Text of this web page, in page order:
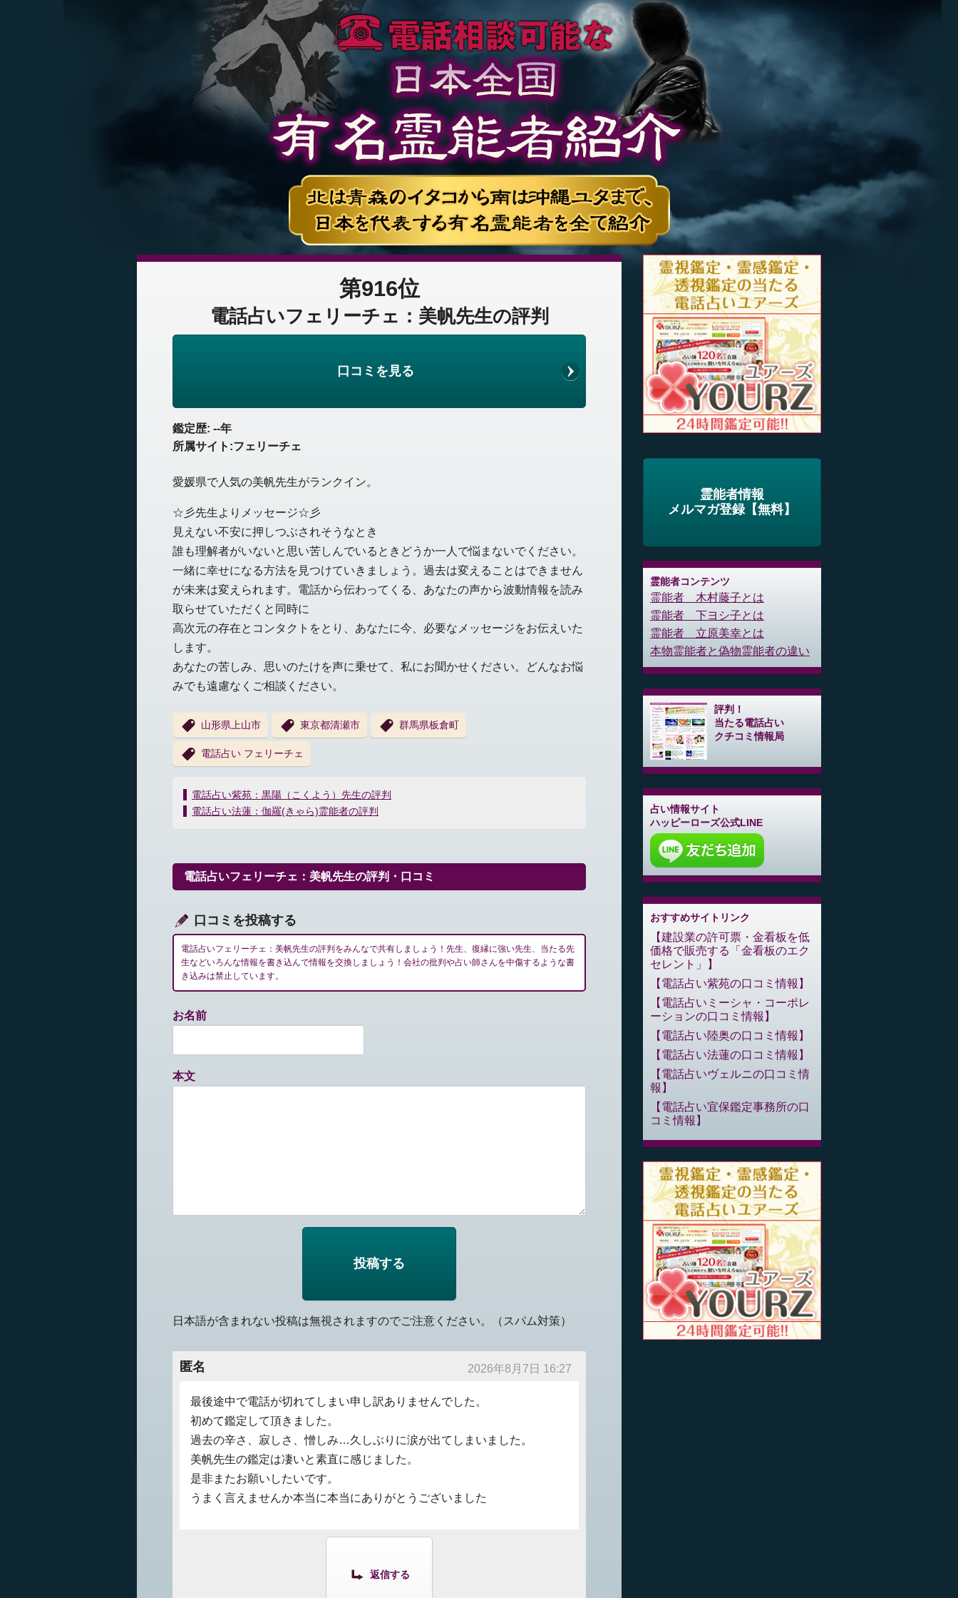
第916位
電話占いフェリーチェ：美帆先生の評判
口コミを見る
鑑定歴: --年
所属サイト:フェリーチェ
愛媛県で人気の美帆先生がランクイン。
☆彡先生よりメッセージ☆彡
見えない不安に押しつぶされそうなとき
誰も理解者がいないと思い苦しんでいるときどうか一人で悩まないでください。
一緒に幸せになる方法を見つけていきましょう。過去は変えることはできません
が未来は変えられます。電話から伝わってくる、あなたの声から波動情報を読み
取らせていただくと同時に
高次元の存在とコンタクトをとり、あなたに今、必要なメッセージをお伝えいた
します。
あなたの苦しみ、思いのたけを声に乗せて、私にお聞かせください。どんなお悩
みでも遠慮なくご相談ください。
山形県上山市 東京都清瀬市 群馬県板倉町
電話占い フェリーチェ
投
稿
ー
シ
ン
電話占い紫苑：黒陽（こくよう）先生の評判
電話占い法蓮：伽羅(きゃら)霊能者の評判
電話占いフェリーチェ：美帆先生の評判・口コミ
口コミを投稿する
電話占いフェリーチェ：美帆先生の評判をみんなで共有しましょう！先生、復縁に強い先生、当たる先
生などいろんな情報を書き込んで情報を交換しましょう！会社の批判や占い師さんを中傷するような書
き込みは禁止しています。
お名前
本文
日本語が含まれない投稿は無視されますのでご注意ください。（スパム対策）
匿名 2026年8月7日 16:27
最後途中で電話が切れてしまい申し訳ありませんでした。
初めて鑑定して頂きました。
過去の辛さ、寂しさ、憎しみ…久しぶりに涙が出てしまいました。
美帆先生の鑑定は凄いと素直に感じました。
是非またお願いしたいです。
うまく言えませんか本当に本当にありがとうございました
返信する
霊能者情報
メルマガ登録【無料】
霊能者コンテンツ
霊能者 木村藤子とは
霊能者 下ヨシ子とは
霊能者 立原美幸とは
本物霊能者と偽物霊能者の違い
評判！
当たる電話占い
クチコミ情報局
占い情報サイト
ハッピーローズ公式LINE
おすすめサイトリンク
建設業の許可票・金看板を低
価格で販売する「金看板のエク
セレント」
電話占い紫苑の口コミ情報
電話占いミーシャ・コーポレ
ーションの口コミ情報
電話占い陸奥の口コミ情報
電話占い法蓮の口コミ情報
電話占いヴェルニの口コミ情
報
電話占い宜保鑑定事務所の口
コミ情報